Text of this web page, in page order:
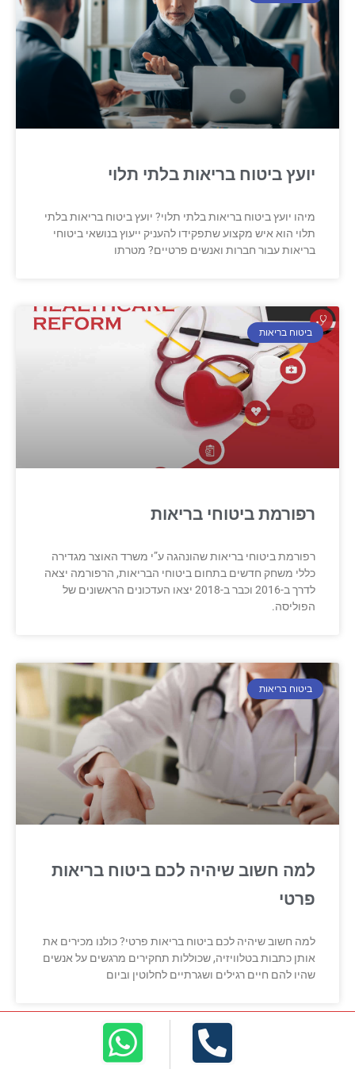
יועץ ביטוח בריאות בלתי תלוי
מיהו יועץ ביטוח בריאות בלתי תלוי? יועץ ביטוח בריאות בלתי
תלוי הוא איש מקצוע שתפקידו להעניק ייעוץ בנושאי ביטוחי
בריאות עבור חברות ואנשים פרטיים? מטרתו
ביטוח בריאות
רפורמת ביטוחי בריאות
רפורמת ביטוחי בריאות שהונהגה ע”י משרד האוצר מגדירה
כללי משחק חדשים בתחום ביטוחי הבריאות, הרפורמה יצאה
לדרך ב-2016 וכבר ב-2018 יצאו העדכונים הראשונים של
הפוליסה.
ביטוח בריאות
למה חשוב שיהיה לכם ביטוח בריאות
פרטי
למה חשוב שיהיה לכם ביטוח בריאות פרטי? כולנו מכירים את
אותן כתבות בטלוויזיה, שכוללות תחקירים מרגשים על אנשים
שהיו להם חיים רגילים ושגרתיים לחלוטין וביום